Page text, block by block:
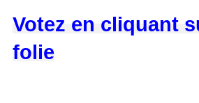
Votez en cliquant
folie